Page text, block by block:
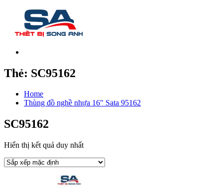
Thẻ: SC95162
Home
Thùng đồ nghề nhựa 16″ Sata 95162
SC95162
Hiển thị kết quả duy nhất